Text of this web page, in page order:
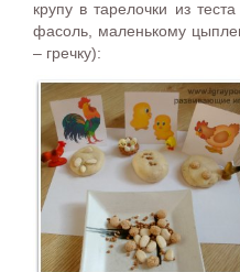
крупу в тарелочки из
фасоль, маленькому
– гречку):